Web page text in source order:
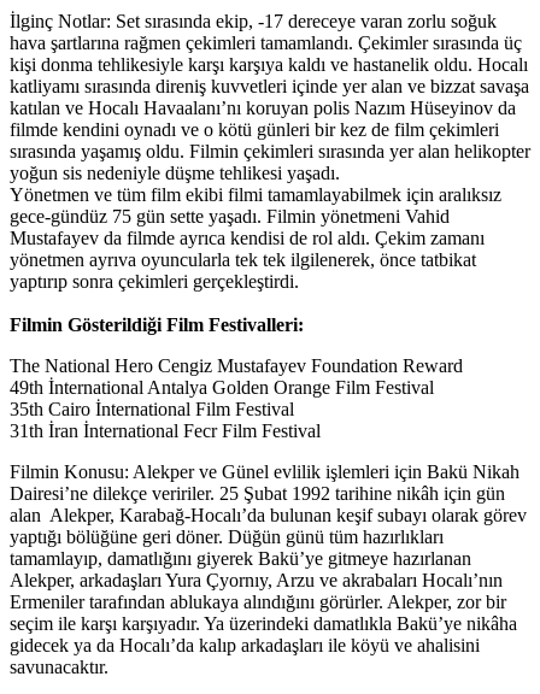
İlginç Notlar: Set sırasında ekip, -17 dereceye varan zorlu soğuk
hava şartlarına rağmen çekimleri tamamlandı. Çekimler sırasında üç
kişi donma tehlikesiyle karşı karşıya kaldı ve hastanelik oldu. Hocalı
katliyamı sırasında direniş kuvvetleri içinde yer alan ve bizzat savaşa
katılan ve Hocalı Havaalanı’nı koruyan polis Nazım Hüseyinov da
filmde kendini oynadı ve o kötü günleri bir kez de film çekimleri
sırasında yaşamış oldu. Filmin çekimleri sırasında yer alan helikopter
yoğun sis nedeniyle düşme tehlikesi yaşadı.
Yönetmen ve tüm film ekibi filmi tamamlayabilmek için aralıksız
gece-gündüz 75 gün sette yaşadı. Filmin yönetmeni Vahid
Mustafayev da filmde ayrıca kendisi de rol aldı. Çekim zamanı
yönetmen ayrıva oyuncularla tek tek ilgilenerek, önce tatbikat
yaptırıp sonra çekimleri gerçekleştirdi.
Filmin Gösterildiği Film Festivalleri:
The National Hero Cengiz Mustafayev Foundation Reward
49th İnternational Antalya Golden Orange Film Festival
35th Cairo İnternational Film Festival
31th İran İnternational Fecr Film Festival
Filmin Konusu: Alekper ve Günel evlilik işlemleri için Bakü Nikah
Dairesi’ne dilekçe veririler. 25 Şubat 1992 tarihine nikâh için gün
alan Alekper, Karabağ-Hocalı’da bulunan keşif subayı olarak görev
yaptığı bölüğüne geri döner. Düğün günü tüm hazırlıkları
tamamlayıp, damatlığını giyerek Bakü’ye gitmeye hazırlanan
Alekper, arkadaşları Yura Çyornıy, Arzu ve akrabaları Hocalı’nın
Ermeniler tarafından ablukaya alındığını görürler. Alekper, zor bir
seçim ile karşı karşıyadır. Ya üzerindeki damatlıkla Bakü’ye nikâha
gidecek ya da Hocalı’da kalıp arkadaşları ile köyü ve ahalisini
savunacaktır.